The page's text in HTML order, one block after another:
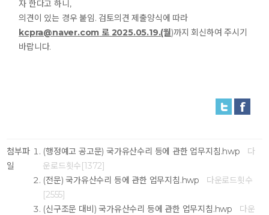
자 한다고 하니,
의견이 있는 경우 붙임. 검토의견 제출양식에 따라
kcpra@naver.com 로 2025.05.19.(월)까지 회신하여 주시기
바랍니다.
첨부파
일
(행정예고 공고문) 국가유산수리 등에 관한 업무지침.hwp
다
운로드횟수[1372]
(전문) 국가유산수리 등에 관한 업무지침.hwp
다운로드횟수
[2555]
(신구조문 대비) 국가유산수리 등에 관한 업무지침.hwp
다운